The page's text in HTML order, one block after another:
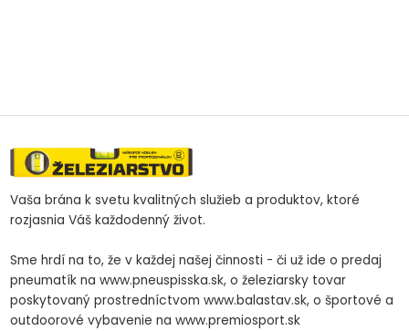
Vaša brána k svetu kvalitných služieb a produktov, ktoré
rozjasnia Váš každodenný život.
Sme hrdí na to, že v každej našej činnosti - či už ide o predaj
pneumatík na www.pneuspisska.sk, o železiarsky tovar
poskytovaný prostredníctvom www.balastav.sk, o športové a
outdoorové vybavenie na www.premiosport.sk